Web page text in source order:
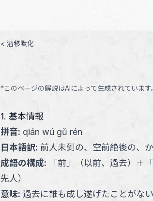
< 潜移默化
*このページの解説はAIによって生成されていま
1. 基本情報
拼音: qián wú gǔ rén
日本語訳: 前人未到の、空前絶後の、
成語の構成: 「前 」 （以前、過去） ＋ 「
先人）
意味: 過去に誰も成し遂げたことがな